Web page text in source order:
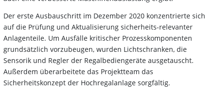
Der erste Ausbauschritt im Dezember 2020 konzentrierte sich
auf die Prüfung und Aktualisierung sicherheits-relevanter
Anlagenteile. Um Ausfälle kritischer Prozesskomponenten
grundsätzlich vorzubeugen, wurden Lichtschranken, die
Sensorik und Regler der Regalbediengeräte ausgetauscht.
Außerdem überarbeitete das Projektteam das
Sicherheitskonzept der Hochregalanlage sorgfältig.